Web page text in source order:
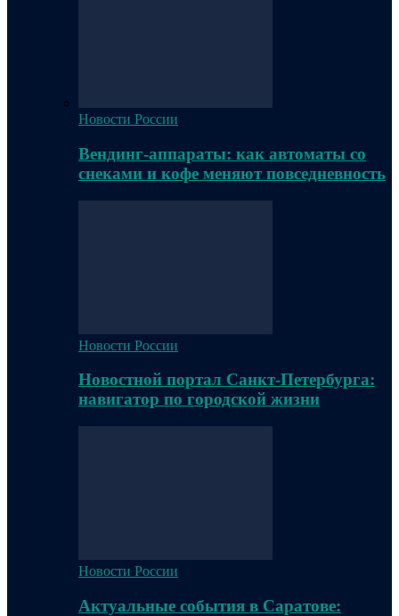
Новости России
Вендинг-аппараты: как автоматы со
снеками и кофе меняют повседневность
Новости России
Новостной портал Санкт-Петербурга:
навигатор по городской жизни
Новости России
Актуальные события в Саратове: